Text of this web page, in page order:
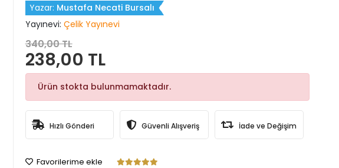
Yazar: Mustafa Necati Bursalı
Yayınevi: Çelik Yayınevi
340,00 TL
238,00 TL
Ürün stokta bulunmamaktadır.
Hızlı Gönderi Güvenli Alışveriş İade ve Değişim
Favorilerime ekle